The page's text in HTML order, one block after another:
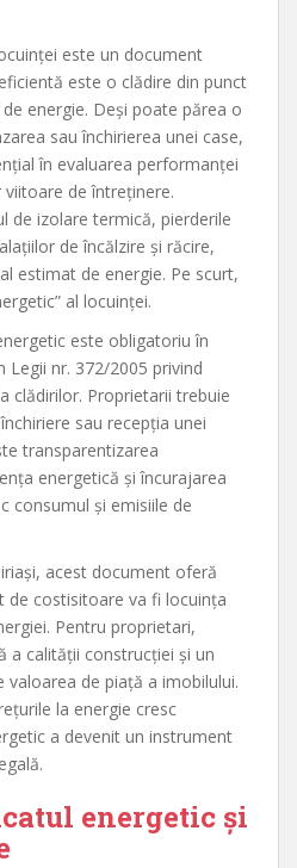
este un document
este o clădire din punct
energie. Deși poate părea o
sau închirierea unei case,
în evaluarea performanței
de întreținere.
de izolare termică, pierderile
de încălzire și răcire,
estimat de energie. Pe scurt,
al locuinței.
este obligatoriu în
nr. 372/2005 privind
clădirilor. Proprietarii trebuie
sau recepția unei
transparentizarea
energetică și încurajarea
consumul și emisiile de
acest document oferă
de costisitoare va fi locuința
Pentru proprietari,
a calității construcției și un
de piață a imobilului.
la energie cresc
a devenit un instrument
energetic și